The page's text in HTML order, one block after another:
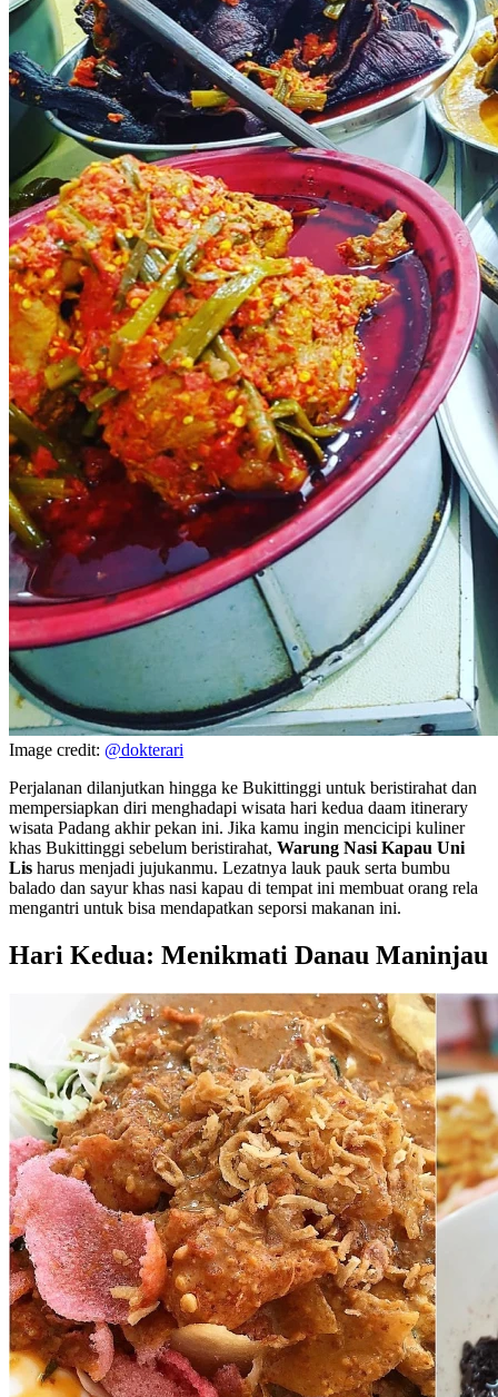
Image credit: @dokterari
Perjalanan dilanjutkan hingga ke Bukittinggi untuk beristirahat dan
mempersiapkan diri menghadapi wisata hari kedua daam itinerary
wisata Padang akhir pekan ini. Jika kamu ingin mencicipi kuliner
khas Bukittinggi sebelum beristirahat, Warung Nasi Kapau Uni
Lis harus menjadi jujukanmu. Lezatnya lauk pauk serta bumbu
balado dan sayur khas nasi kapau di tempat ini membuat orang rela
mengantri untuk bisa mendapatkan seporsi makanan ini.
Hari Kedua: Menikmati Danau Maninjau